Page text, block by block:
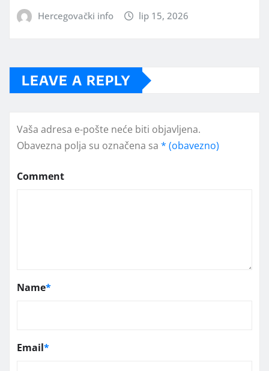
Hercegovački info lip 15, 2026
LEAVE A REPLY
Vaša adresa e-pošte neće biti objavljena.
Obavezna polja su označena sa * (obavezno)
Comment
Name*
Email*